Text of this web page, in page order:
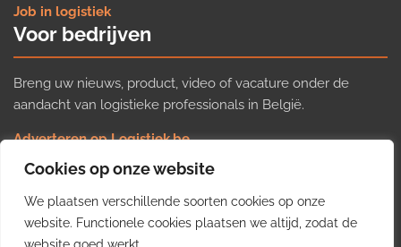
Cookies op onze website
We plaatsen verschillende soorten cookies op onze
website. Functionele cookies plaatsen we altijd, zodat de
Job in logistiek
Voor bedrijven
Breng uw nieuws, product, video of vacature onder de
aandacht van logistieke professionals in België.
Adverteren op Logistiek.be
Nieuws insturen
Uw video op Logistiek.TV
Job plaatsen
Gratis wekelijkse update